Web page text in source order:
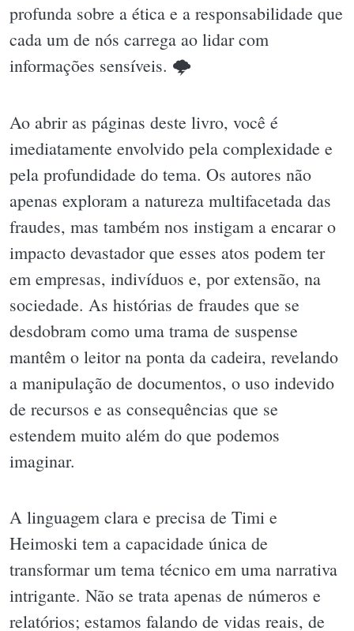
profunda sobre a ética e a responsabilidade que
cada um de nós carrega ao lidar com
informações sensíveis. 🌩
Ao abrir as páginas deste livro, você é
imediatamente envolvido pela complexidade e
pela profundidade do tema. Os autores não
apenas exploram a natureza multifacetada das
fraudes, mas também nos instigam a encarar o
impacto devastador que esses atos podem ter
em empresas, indivíduos e, por extensão, na
sociedade. As histórias de fraudes que se
desdobram como uma trama de suspense
mantêm o leitor na ponta da cadeira, revelando
a manipulação de documentos, o uso indevido
de recursos e as consequências que se
estendem muito além do que podemos
imaginar.
A linguagem clara e precisa de Timi e
Heimoski tem a capacidade única de
transformar um tema técnico em uma narrativa
intrigante. Não se trata apenas de números e
relatórios; estamos falando de vidas reais, de